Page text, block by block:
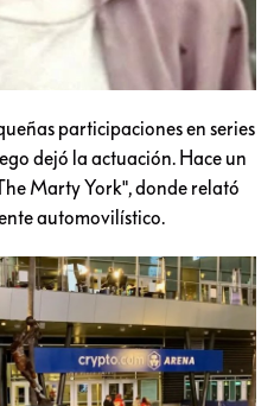
participaciones en series
dejó la actuación. Hace un
Marty York", donde relató
automovilístico.